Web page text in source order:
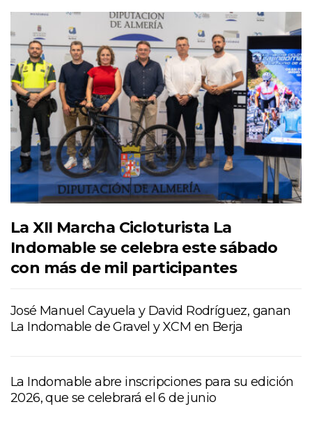
La XII Marcha Cicloturista La
Indomable se celebra este sábado
con más de mil participantes
José Manuel Cayuela y David Rodríguez, ganan
La Indomable de Gravel y XCM en Berja
La Indomable abre inscripciones para su edición
2026, que se celebrará el 6 de junio